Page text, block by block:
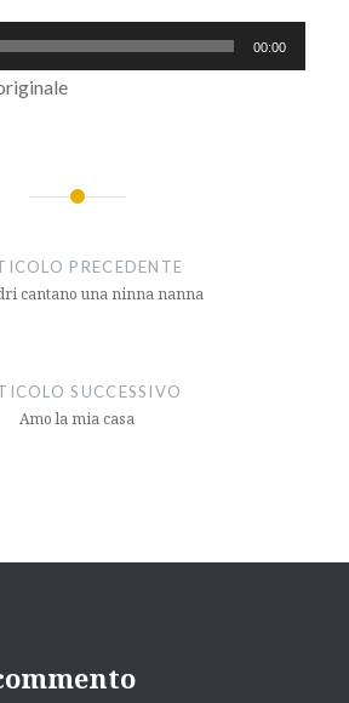
00:00
PRECEDENTE
cantano una ninna nanna
SUCCESSIVO
Amo la mia casa